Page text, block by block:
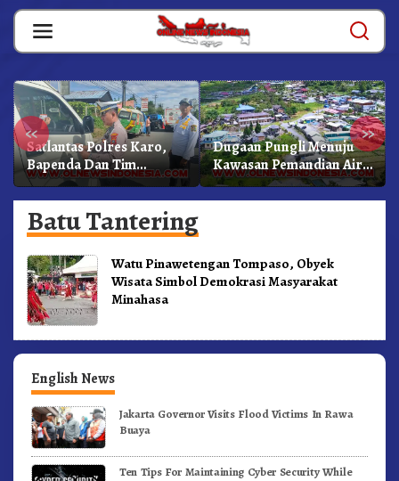
Skip
content
« »
Satlantas Polres Karo,
Bapenda Dan Tim
Lainnya Gelar Oprasi
Sadar Pajak Kenderaan
Dugaan Pungli Menuju
Kawasan Pemandian Air
Panas Semangat Gunung
– Doulu Foto Dan
Batu Tantering
Watu Pinawetengan Tompaso, Obyek
Wisata Simbol Demokrasi Masyarakat
Minahasa
English News
Jakarta Governor Visits Flood Victims In Rawa
Buaya
Ten Tips For Maintaining Cyber Security While